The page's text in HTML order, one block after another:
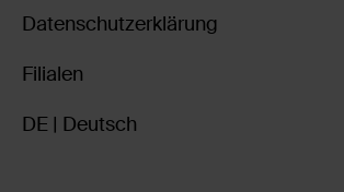
Datenschutzerklärung
Filialen
DE | Deutsch